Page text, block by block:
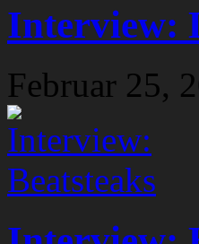
Interview:
Februar 25,